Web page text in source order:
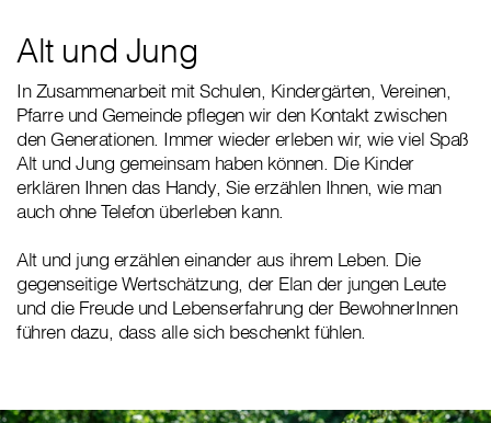
Alt und Jung
In Zusammenarbeit mit Schulen, Kindergärten, Vereinen,
Pfarre und Gemeinde pflegen wir den Kontakt zwischen
den Generationen. Immer wieder erleben wir, wie viel Spaß
Alt und Jung gemeinsam haben können. Die Kinder
erklären Ihnen das Handy, Sie erzählen Ihnen, wie man
auch ohne Telefon überleben kann.
Alt und jung erzählen einander aus ihrem Leben. Die
gegenseitige Wertschätzung, der Elan der jungen Leute
und die Freude und Lebenserfahrung der BewohnerInnen
führen dazu, dass alle sich beschenkt fühlen.